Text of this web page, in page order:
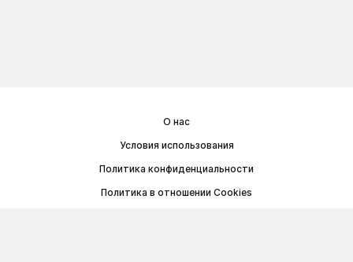
О нас
Условия использования
Политика конфиденциальности
Политика в отношении Cookies